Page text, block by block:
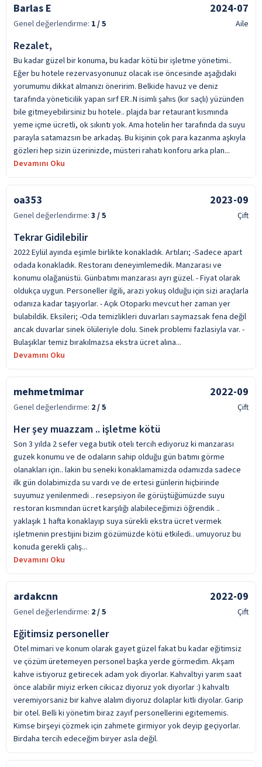
Barlas E 2024-07
Genel değerlendirme: 1/ 5 Aile
Rezalet,
Bu kadar güzel bir konuma, bu kadar kötü bir işletme yönetimi..
Eğer bu hotele rezervasyonunuz olacak ise öncesinde aşağıdaki
yorumumu dikkat almanızı öneririm. Belkide havuz ve deniz
tarafında yöneticilik yapan sırf ER..N isimli şahıs (kır saçlı) yüzünden
bile gitmeyebilirsiniz bu hotele.. plajda bar retaurant kısmında
yeme içme ücretli, ok sıkıntı yok. Ama hotelin her tarafında da suyu
parayla satamazsın be arkadaş. Bu kişinin çok para kazanma aşkıyla
gözleri hep sizin üzerinizde, müsteri rahatı konforu arka plan...
Devamını Oku
oa353 2023-09
Genel değerlendirme: 3 / 5 Çift
Tekrar Gidilebilir
2022 Eylül ayında eşimle birlikte konakladık. Artıları; -Sadece apart
odada konakladık. Restoranı deneyimlemedik. Manzarası ve
konumu olağanüstü. Günbatımı manzarası ayrı güzel. - Fiyat olarak
oldukça uygun. Personeller ilgili, arazi yokuş olduğu için sizi araçlarla
odanıza kadar taşıyorlar. - Açık Otoparkı mevcut her zaman yer
bulabildik. Eksileri; -Oda temizlikleri duvarları saymazsak fena değil
ancak duvarlar sinek ölüleriyle dolu. Sinek problemi fazlasiyla var. -
Bulaşıklar temiz bırakılmazsa ekstra ücret alına...
Devamını Oku
mehmetmimar 2022-09
Genel değerlendirme: 2/ 5 Çift
Her şey muazzam .. işletme kötü
Son 3 yılda 2 sefer vega butik otelı tercih ediyoruz ki manzarası
guzek konumu ve de odaların sahip olduğu gün batımı görme
olanakları için.. lakin bu seneki konaklamamizda odamızda sadece
ilk gün dolabimizda su vardı ve de ertesi günlerin hiçbirinde
suyumuz yenilenmedi .. resepsiyon ile görüştüğümüzde suyu
restoran kısmından ücret karşılığı alabileceğimizi öğrendik ..
yaklaşık 1 hafta konaklayıp suya sürekli ekstra ücret vermek
işletmenin prestijini bizim gözümüzde kötü etkiledi.. umuyoruz bu
konuda gerekli çalış...
Devamını Oku
ardakcnn 2022-09
Genel değerlendirme: 2/ 5 Çift
Eğitimsiz personeller
Ötel mimari ve konum olarak gayet güzel fakat bu kadar eğitimsiz
ve çözüm üretemeyen personel başka yerde görmedim. Akşam
kahve istiyoruz getirecek adam yok diyorlar. Kahvaltıyi yarım saat
önce alabilir miyiz erken cikicaz diyoruz yok diyorlar :) kahvaltı
veremiyorsaniz bir kahve alalım diyoruz dolaplar kitli diyolar. Garip
bir otel. Belli ki yönetim biraz zayıf personellerini egitememis.
Kimse birşeyi çözmek için zahmete girmiyor yok deyip geçiyorlar.
Birdaha tercih edeceğim biryer asla değil.